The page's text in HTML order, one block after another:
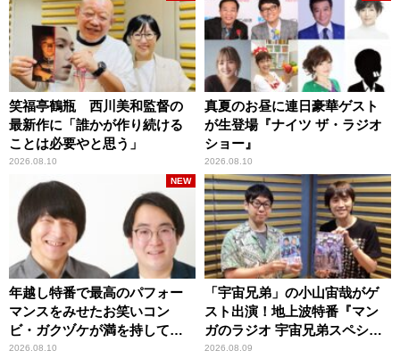
笑福亭鶴瓶 西川美和監督の
最新作に「誰かが作り続ける
ことは必要やと思う」
2026.08.10
真夏のお昼に連日豪華ゲスト
が生登場『ナイツ ザ・ラジオ
ショー』
2026.08.10
年越し特番で最高のパフォー
マンスをみせたお笑いコン
ビ・ガクヅケが満を持して
『オールナイトニッポン
2026.08.10
NEW
「宇宙兄弟」の小山宙哉がゲ
スト出演！地上波特番『マン
ガのラジオ 宇宙兄弟スペシャ
ル 』
2026.08.09